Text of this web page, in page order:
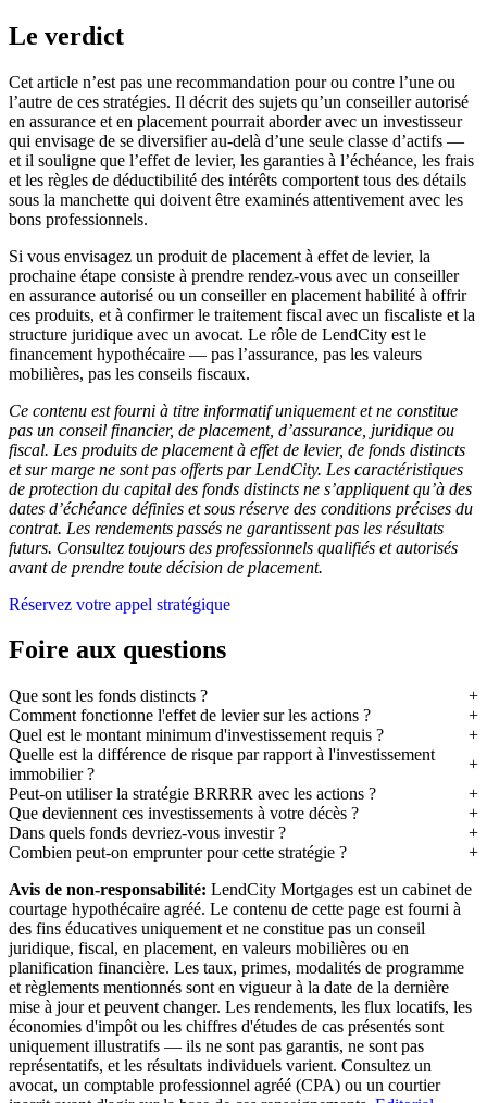
Le verdict
Cet article n’est pas une recommandation pour ou contre l’une ou
l’autre de ces stratégies. Il décrit des sujets qu’un conseiller autorisé
en assurance et en placement pourrait aborder avec un investisseur
qui envisage de se diversifier au-delà d’une seule classe d’actifs —
et il souligne que l’effet de levier, les garanties à l’échéance, les frais
et les règles de déductibilité des intérêts comportent tous des détails
sous la manchette qui doivent être examinés attentivement avec les
bons professionnels.
Si vous envisagez un produit de placement à effet de levier, la
prochaine étape consiste à prendre rendez-vous avec un conseiller
en assurance autorisé ou un conseiller en placement habilité à offrir
ces produits, et à confirmer le traitement fiscal avec un fiscaliste et la
structure juridique avec un avocat. Le rôle de LendCity est le
financement hypothécaire — pas l’assurance, pas les valeurs
mobilières, pas les conseils fiscaux.
Ce contenu est fourni à titre informatif uniquement et ne constitue
pas un conseil financier, de placement, d’assurance, juridique ou
fiscal. Les produits de placement à effet de levier, de fonds distincts
et sur marge ne sont pas offerts par LendCity. Les caractéristiques
de protection du capital des fonds distincts ne s’appliquent qu’à des
dates d’échéance définies et sous réserve des conditions précises du
contrat. Les rendements passés ne garantissent pas les résultats
futurs. Consultez toujours des professionnels qualifiés et autorisés
avant de prendre toute décision de placement.
Réservez votre appel stratégique
Foire aux questions
Que sont les fonds distincts ?
Comment fonctionne l'effet de levier sur les actions ?
Quel est le montant minimum d'investissement requis ?
Quelle est la différence de risque par rapport à l'investissement
immobilier ?
Peut-on utiliser la stratégie BRRRR avec les actions ?
Que deviennent ces investissements à votre décès ?
Dans quels fonds devriez-vous investir ?
Combien peut-on emprunter pour cette stratégie ?
Avis de non-responsabilité: LendCity Mortgages est un cabinet de
courtage hypothécaire agréé. Le contenu de cette page est fourni à
des fins éducatives uniquement et ne constitue pas un conseil
juridique, fiscal, en placement, en valeurs mobilières ou en
planification financière. Les taux, primes, modalités de programme
et règlements mentionnés sont en vigueur à la date de la dernière
mise à jour et peuvent changer. Les rendements, les flux locatifs, les
économies d'impôt ou les chiffres d'études de cas présentés sont
uniquement illustratifs — ils ne sont pas garantis, ne sont pas
représentatifs, et les résultats individuels varient. Consultez un
avocat, un comptable professionnel agréé (CPA) ou un courtier